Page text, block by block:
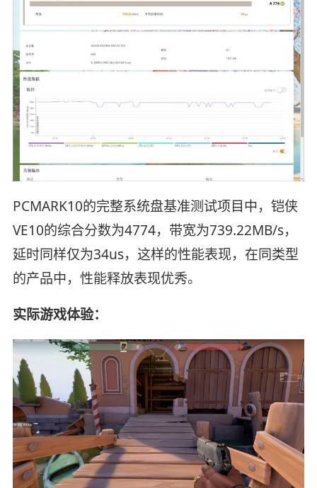
PCMARK10的完整系统盘基准测试项目中，铠侠
VE10的综合分数为4774，带宽为739.22MB/s，
延时同样仅为34us，这样的性能表现，在同类型
的产品中，性能释放表现优秀。
实际游戏体验：